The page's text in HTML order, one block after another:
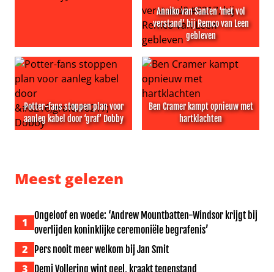
Pers nooit meer welkom bij Jan Smit
Anniko van Santen ‘met vol
verstand’ bij Remco van Leen
gebleven
Anniko van Santen ‘met vol
Potter-fans stoppen plan voor
aanleg kabel door ‘graf’ Dobby
Ben Cramer kampt opnieuw met
hartklachten
Meest gelezen
1
Ongeloof en woede: ‘Andrew Mountbatten-Windsor krijgt bij
overlijden koninklijke ceremoniële begrafenis’
2 Pers nooit meer welkom bij Jan Smit
3 Demi Vollering wint geel, kraakt tegenstand